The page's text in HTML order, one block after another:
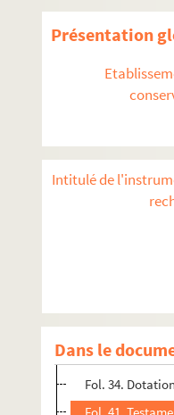
Présentation
Intitulé de
Dans le
Ms Chiflet 77. «
Ms Chiflet 78. «
Fol. I. « Table
Fol. 7.
Fol. 11.
Fol. 17.
Fol. 26.
Fol. 32. Lettres
Fol. 34.